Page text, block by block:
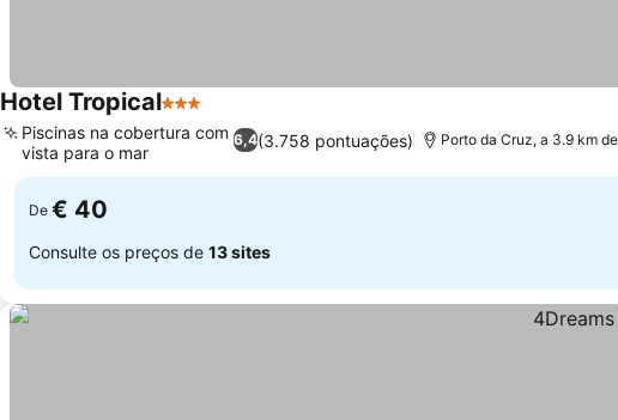
Hotel Tropical3 Estrelas
6,4(3.758 pontuações)
Piscinas na cobertura com
vista para o mar
Porto da Cruz, a 3.9 km
De € 40
Consulte os preços de 13 sites